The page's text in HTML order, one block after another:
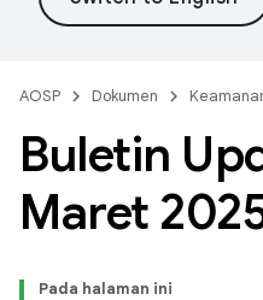
AOSP Dokumen
Buletin
Maret
Pada halaman ini